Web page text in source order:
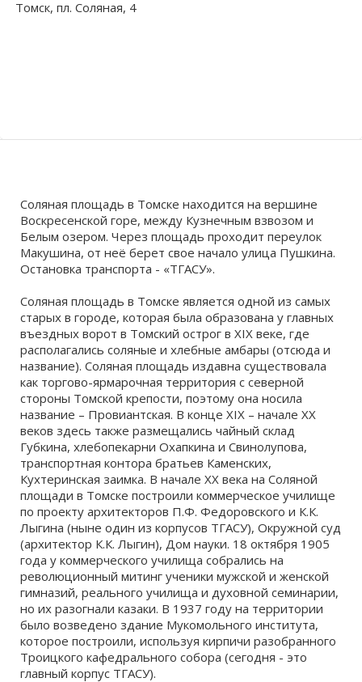
Томск, пл. Соляная, 4
Соляная площадь в Томске находится на вершине
Воскресенской горе, между Кузнечным взвозом и
Белым озером. Через площадь проходит переулок
Макушина, от неё берет свое начало улица Пушкина.
Остановка транспорта - «ТГАСУ».
Соляная площадь в Томске является одной из самых
старых в городе, которая была образована у главных
въездных ворот в Томский острог в XIX веке, где
располагались соляные и хлебные амбары (отсюда и
название). Соляная площадь издавна существовала
как торгово-ярмарочная территория с северной
стороны Томской крепости, поэтому она носила
название – Провиантская. В конце ХIХ – начале ХХ
веков здесь также размещались чайный склад
Губкина, хлебопекарни Охапкина и Свинолупова,
транспортная контора братьев Каменских,
Кухтеринская заимка. В начале ХХ века на Соляной
площади в Томске построили коммерческое училище
по проекту архитекторов П.Ф. Федоровского и К.К.
Лыгина (ныне один из корпусов ТГАСУ), Окружной суд
(архитектор К.К. Лыгин), Дом науки. 18 октября 1905
года у коммерческого училища собрались на
революционный митинг ученики мужской и женской
гимназий, реального училища и духовной семинарии,
но их разогнали казаки. В 1937 году на территории
было возведено здание Мукомольного института,
которое построили, используя кирпичи разобранного
Троицкого кафедрального собора (сегодня - это
главный корпус ТГАСУ).